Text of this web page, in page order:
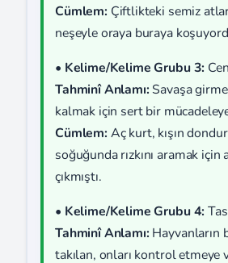
Cümlem: Çiftlikteki semiz
neşeyle oraya buraya
• Kelime/Kelime Grubu 3:
Tahminî Anlamı:Savaşa
kalmak için sert bir
Cümlem: Aç kurt, kışın
soğuğunda rızkını aramak için
çıkmıştı.
• Kelime/Kelime Grubu 4:
Tahminî Anlamı: Hayvanların
takılan, onları kontrol etmeye